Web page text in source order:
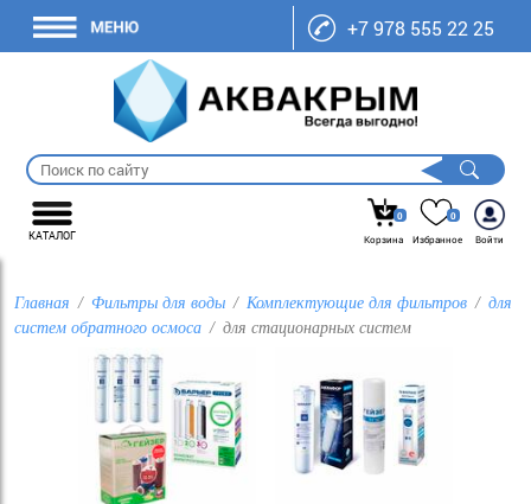
+7 978 555 22 25
КАТАЛОГ
0
Корзина
0
Избранное
Войти
Главная Фильтры для воды Комплектующие для фильтров
для
систем обратного осмоса
для стационарных систем